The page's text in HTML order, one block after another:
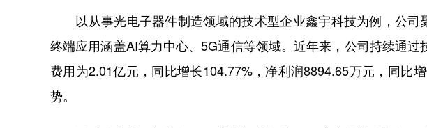
以从事光电子器件制造领域的技术型企业鑫宇科技为例，公司
终端应用涵盖AI算力中心、5G通信等领域。近年来，公司持续通
费用为2.01亿元，同比增长104.77%，净利润8894.65万元，同比
势。